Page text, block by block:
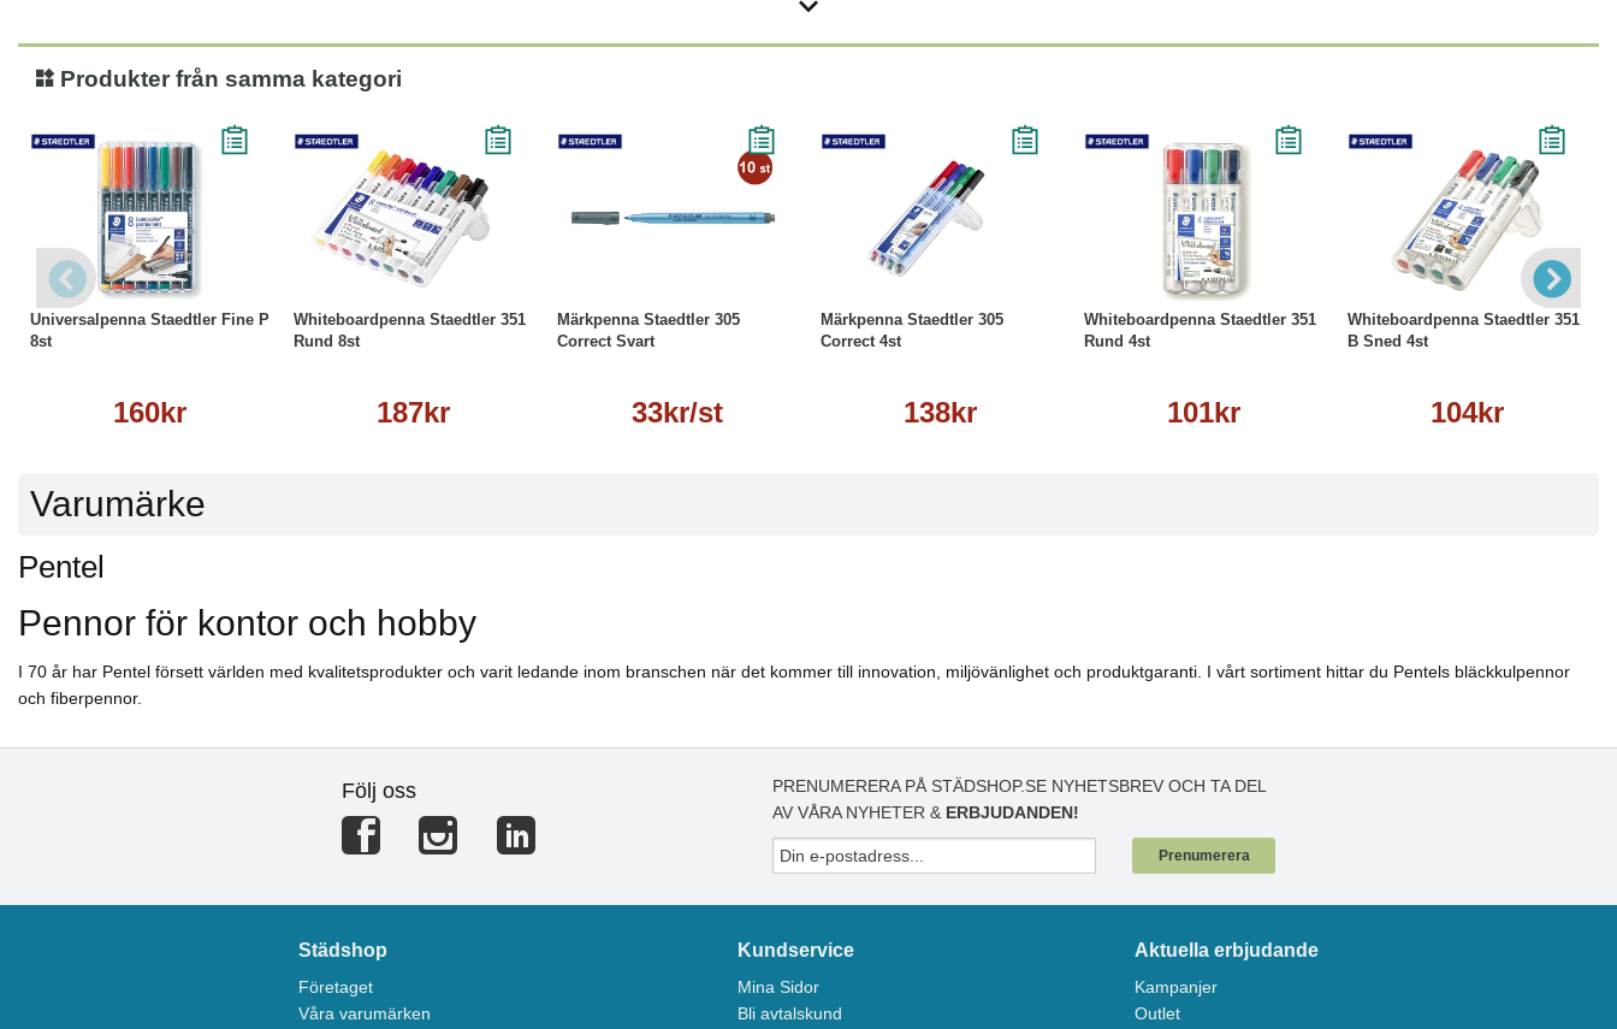
Produkter från samma kategori
Universalpenna Staedtler Fine P
8st
160kr
Köp Läs mer
Whiteboardpenna Staedtler 351
Rund 8st
187kr
Köp
Märkpenna Staedtler 305
Correct Svart
33kr/st
Märkpenna Staedtler 305
Correct 4st
138kr
Köp
Whiteboardpenna Staedtler 351
Rund 4st
101kr
Whiteboardpenna Staedtler 351
B Sned 4st
104kr
Köp Läs mer
Varumärke
Pentel
Pennor för kontor och hobby
I 70 år har Pentel försett världen med kvalitetsprodukter och varit ledande inom branschen när det kommer till innovation, miljövänlighet och produktgaranti. I vårt sortiment hittar du Pentels bläckkulpennor
och fiberpennor.
Följ oss
PRENUMERERA PÅ STÄDSHOP.SE NYHETSBREV OCH TA DEL
AV VÅRA NYHETER & ERBJUDANDEN!
Prenumerera
Städshop
Företaget
Våra varumärken
Kundservice
Mina Sidor
Bli avtalskund
Aktuella erbjudande
Kampanjer
Outlet